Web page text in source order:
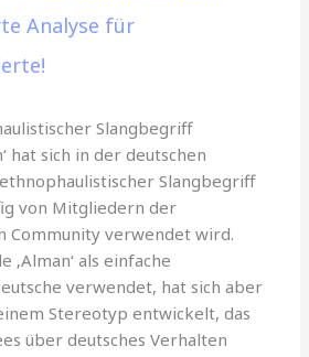
Analyse für
Slangbegriff
hat sich in der deutschen
Slangbegriff
von Mitgliedern der
Community verwendet wird.
‚Alman‘ als einfache
verwendet, hat sich aber
Stereotyp entwickelt, das
über deutsches Verhalten